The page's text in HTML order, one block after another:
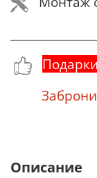
Подарки
Описание